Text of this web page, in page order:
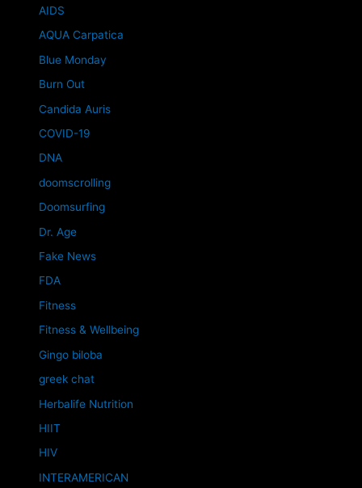
AIDS
AQUA Carpatica
Blue Monday
Burn Out
Candida Auris
COVID-19
DNA
doomscrolling
Doomsurfing
Dr. Age
Fake News
FDA
Fitness
Fitness & Wellbeing
Gingo biloba
greek chat
Herbalife Nutrition
HIIT
HIV
INTERAMERICAN